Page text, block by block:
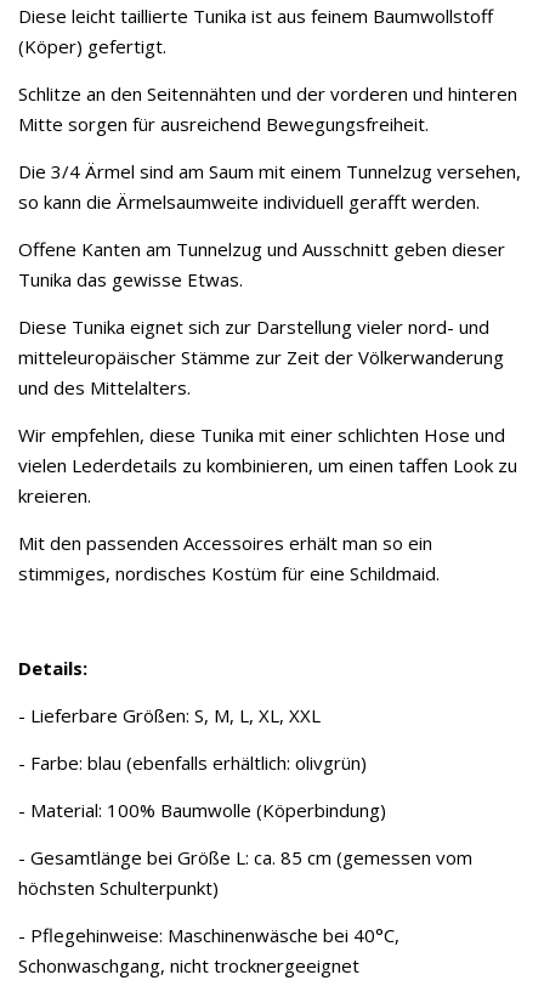
Diese leicht taillierte Tunika ist aus feinem Baumwollstoff
(Köper) gefertigt.
Schlitze an den Seitennähten und der vorderen und hinteren
Mitte sorgen für ausreichend Bewegungsfreiheit.
Die 3/4 Ärmel sind am Saum mit einem Tunnelzug versehen,
so kann die Ärmelsaumweite individuell gerafft werden.
Offene Kanten am Tunnelzug und Ausschnitt geben dieser
Tunika das gewisse Etwas.
Diese Tunika eignet sich zur Darstellung vieler nord- und
mitteleuropäischer Stämme zur Zeit der Völkerwanderung
und des Mittelalters.
Wir empfehlen, diese Tunika mit einer schlichten Hose und
vielen Lederdetails zu kombinieren, um einen taffen Look zu
kreieren.
Mit den passenden Accessoires erhält man so ein
stimmiges, nordisches Kostüm für eine Schildmaid.
Details:
- Lieferbare Größen: S, M, L, XL, XXL
- Farbe: blau (ebenfalls erhältlich: olivgrün)
- Material: 100% Baumwolle (Köperbindung)
- Gesamtlänge bei Größe L: ca. 85 cm (gemessen vom
höchsten Schulterpunkt)
- Pflegehinweise: Maschinenwäsche bei 40°C,
Schonwaschgang, nicht trocknergeeignet